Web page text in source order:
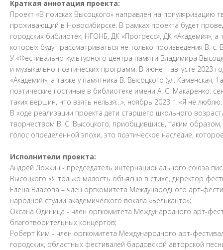
Краткая аннотация проекта:
Проект «В поисках Высоцкого» направлен на
проживающий в Новосибирске. В рамках проекта будет
городских библиотек, НГОНБ, ДК «Прогресс», ДК «Академия»,
которых будут рассматриваться не только произведения В.
У «Фестивально-культурного центра памяти Владимира
и музыкально-поэтических программ. В июне – августе 2023
«Академия», а также у памятника В. Высоцкого (ул.
поэтические гостиные в библиотеке имени А. С. Макаренко:
таких вершин, что взять нельзя…», ноябрь 2023 г. «Я не
В ходе реализации проекта дети старшего школьного
творчеством В. С. Высоцкого, приобщившись, таким образом,
голос определённой эпохи, это поэтическое наследие,
Исполнители проекта:
Андрей Ложкин - председатель интернационального союза
Высоцкого «Я только малость объясню в стихе, директор
Елена Власова – член оргкомитета Международного арт-
народной студии академического вокала «Бельканто»;
Оксана Одиница - член оргкомитета Международного арт-
благотворительных концертов;
Роберт Ким - член оргкомитета Международного арт-
городских, областных фестивалей бардовской авторской